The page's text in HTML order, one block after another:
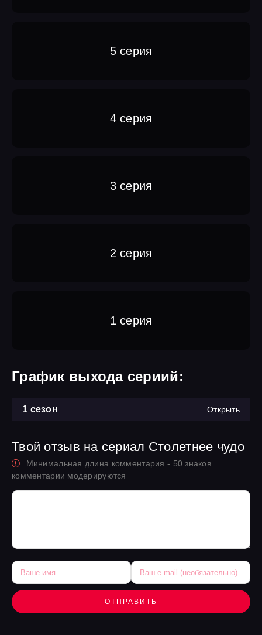
5 серия
4 серия
3 серия
2 серия
1 серия
График выхода сериий:
1 сезон Открыть
Твой отзыв на сериал Столетнее чудо
Минимальная длина комментария - 50 знаков.
комментарии модерируются
ОТПРАВИТЬ